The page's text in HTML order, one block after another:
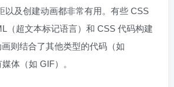
以及创建动画都非常有用。有些 CSS
（超文本标记语言）和 CSS 代码构建
则结合了其他类型的代码（如
体（如 GIF）。